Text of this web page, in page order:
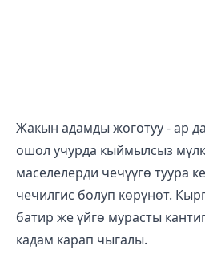
Жакын адамды жоготуу - ар
ошол учурда кыймылсыз
маселелерди чечүүгө туура
чечилгис болуп көрүнөт.
батир же үйгө мурасты
кадам карап чыгалы.